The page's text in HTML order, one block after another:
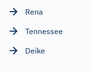
Rena
Tennessee
Deike